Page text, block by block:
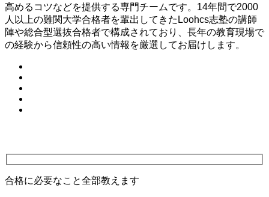
高めるコツなどを提供する専門チームです。14年間で2000
人以上の難関大学合格者を輩出してきたLoohcs志塾の講師
陣や総合型選抜合格者で構成されており、長年の教育現場で
の経験から信頼性の高い情報を厳選してお届けします。
合格に必要なこと全部教えます